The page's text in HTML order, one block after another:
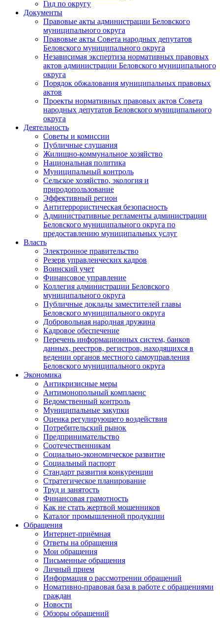
Гид по округу
Документы
Правовые акты администрации Беловского
муниципального округа
Правовые акты Совета народных депутатов
Беловского муниципального округа
Независимая экспертиза нормативных правовых
актов администрации Беловского муниципального
округа
Порядок обжалования муниципальных правовых
актов
Проекты нормативных правовых актов Совета
народных депутатов Беловского муниципального
округа
Деятельность
Советы и комиссии
Публичные слушания
Жилищно-коммунальное хозяйство
Национальная политика
Муниципальный контроль
Сельское хозяйство, экология и
природопользование
Эффективный регион
Антитеррористическая безопасность
Административные регламенты администрации
Беловского муниципального округа по
предоставлению муниципальных услуг
Власть
Электронное правительство
Резерв управленческих кадров
Воинский учет
Финансовое управление
Коллегия администрации Беловского
муниципального округа
Публичные доклады заместителей главы
Беловского муниципального округа
Добровольная народная дружина
Кадровое обеспечение
Перечень информационных систем, банков
данных, реестров, регистров, находящихся в
ведении органов местного самоуправления
Беловского муниципального округа
Экономика
Антикризисные меры
Антимонопольный комплаенс
Ведомственный контроль
Муниципальные закупки
Оценка регулирующего воздействия
Потребительский рынок
Предпринимательство
Соотечественникам
Социально-экономическое развитие
Социальный паспорт
Стандарт развития конкуренции
Стратегическое планирование
Труд и занятость
Финансовая грамотность
Как не стать жертвой мошенников
Каталог промышленной продукции
Обращения
Интернет-приёмная
Ответы на обращения
Мои обращения
Письменные обращения
Личный прием
Информация о рассмотрении обращений
Номативно-правовая база в работе с обращениями
граждан
Новости
Обзоры обращений